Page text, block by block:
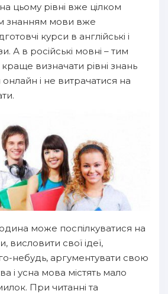
цьому рівні вже цілком
знанням мови вже
курси в англійські і
А в російські мовні – тим
визначати рівні знань
онлайн і не витрачатися на
може поспілкуватися на
висловити свої ідеї,
небудь, аргументувати свою
і усна мова містять мало
При читанні та